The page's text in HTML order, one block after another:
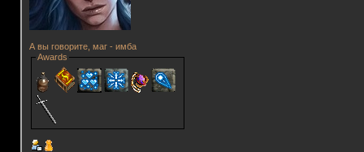
А вы говорите, маг - имба
Awards